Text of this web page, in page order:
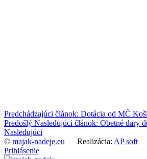
Predchádzajúci článok: Dotácia od MČ
Predošlý Nasledujúci článok: Obetné dary
Nasledujúci
© majak-nadeje.eu Realizácia: AP soft
Prihlásenie